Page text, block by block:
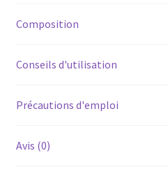
Composition
Conseils d'utilisation
Précautions d'emploi
Avis (0)